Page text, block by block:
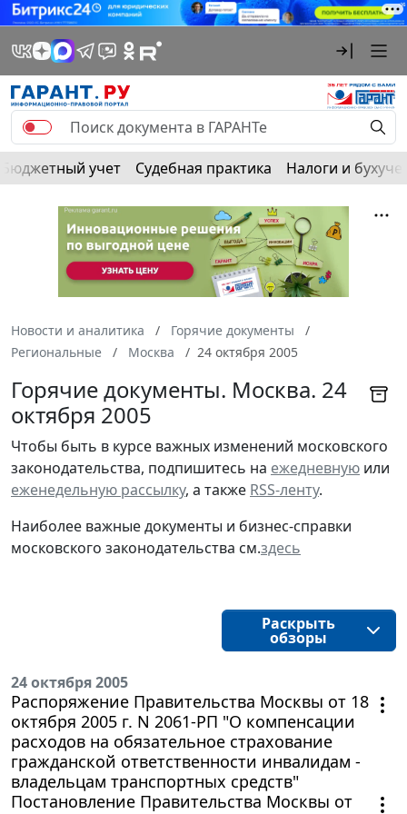
Бюджетный учет Судебная практика Налоги и
Новости и аналитика
Горячие документы
Региональные
Москва 24 октября 2005
Горячие документы. Москва. 24
октября 2005
Чтобы быть в курсе важных изменений московского
законодательства, подпишитесь на ежедневную или
еженедельную рассылку, а также RSS-ленту.
Наиболее важные документы и бизнес-справки
московского законодательства см.здесь
Раскрыть
обзоры
24 октября 2005
Распоряжение Правительства Москвы от 18
октября 2005 г. N 2061-РП "О компенсации
расходов на обязательное страхование
гражданской ответственности инвалидам -
владельцам транспортных средств"
Постановление Правительства Москвы от